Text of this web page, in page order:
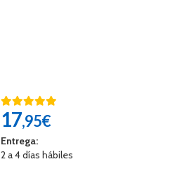
17,95€
Entrega:
2 a 4 días hábiles